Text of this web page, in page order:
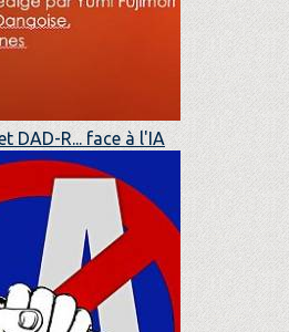
DAD-R... face à l'IA